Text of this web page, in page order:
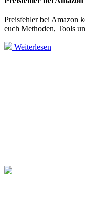
Preisfehler bei Amazon
euch Methoden, Tools
Weiterlesen